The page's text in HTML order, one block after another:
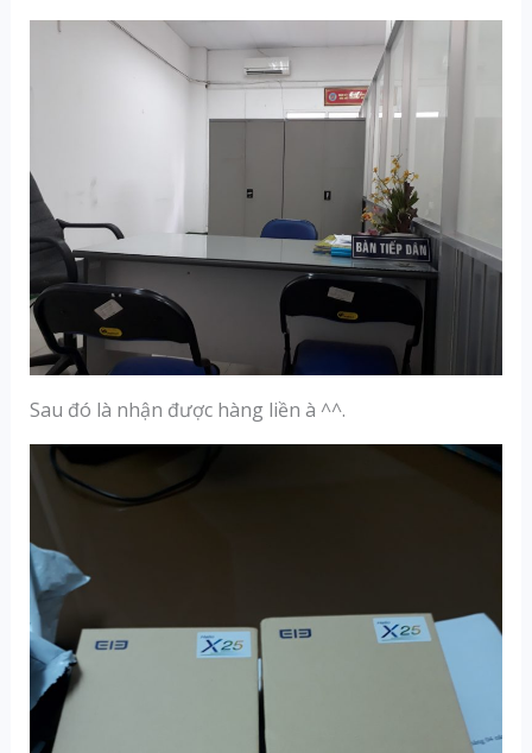
Sau đó là nhận được hàng liền à ^^.